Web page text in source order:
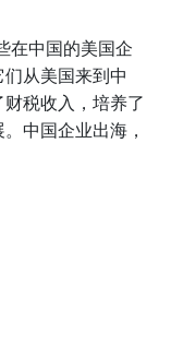
在中国的美国企
从美国来到中
税收入，培养了
中国企业出海，